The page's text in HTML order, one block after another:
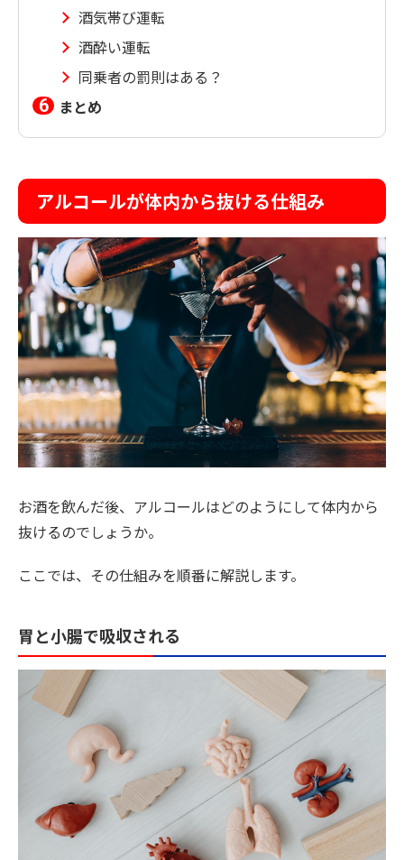
酒気帯び運転
酒酔い運転
同乗者の罰則はある？
まとめ
アルコールが体内から抜ける仕組み
お酒を飲んだ後、アルコールはどのようにして体内から
抜けるのでしょうか。
ここでは、その仕組みを順番に解説します。
胃と小腸で吸収される